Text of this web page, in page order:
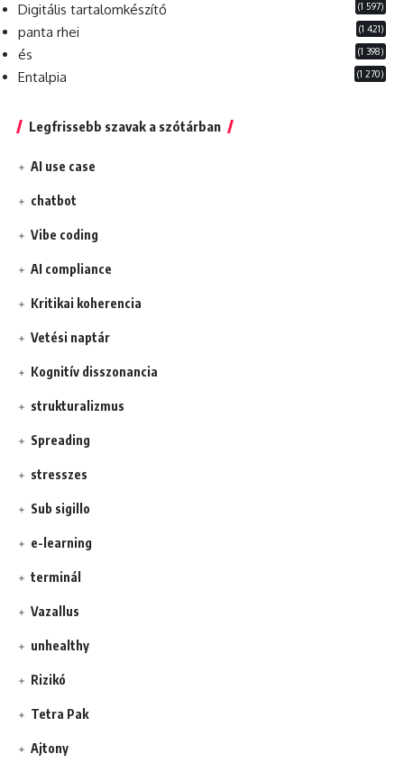
Digitális tartalomkészítő (1 597)
panta rhei (1 421)
és (1 398)
Entalpia (1 270)
Legfrissebb szavak a szótárban
AI use case
chatbot
Vibe coding
AI compliance
Kritikai koherencia
Vetési naptár
Kognitív disszonancia
strukturalizmus
Spreading
stresszes
Sub sigillo
e-learning
terminál
Vazallus
unhealthy
Rizikó
Tetra Pak
Ajtony